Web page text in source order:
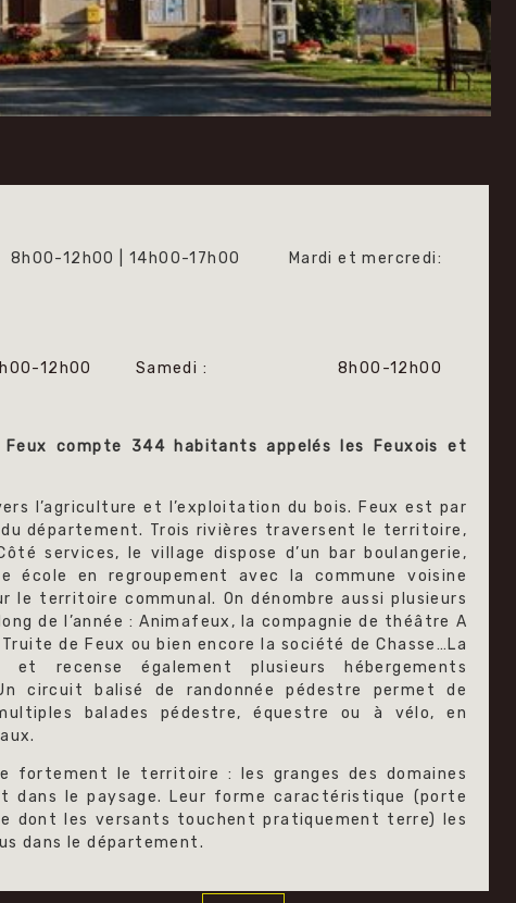
Mardi et mercredi:
8h00-12h00 | 14h00-17h00
8h00-12h00
Samedi :
12h00
compte 344 habitants appelés les Feuxois et
l’agriculture et l’exploitation du bois. Feux est par
du département. Trois rivières traversent le territoire,
services, le village dispose d’un bar boulangerie,
école en regroupement avec la commune voisine
le territoire communal. On dénombre aussi plusieurs
de l’année : Animafeux, la compagnie de théâtre A
de Feux ou bien encore la société de Chasse…La
et recense également plusieurs hébergements
circuit balisé de randonnée pédestre permet de
balades pédestre, équestre ou à vélo, en
fortement le territoire : les granges des domaines
dans le paysage. Leur forme caractéristique (porte
dont les versants touchent pratiquement terre) les
dans le département.